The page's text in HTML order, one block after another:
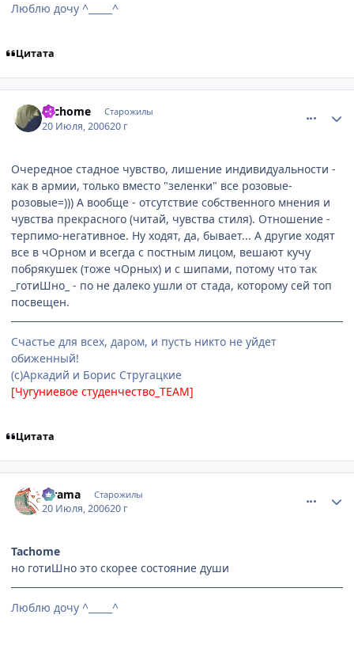
Люблю дочу ^_____^
Цитата
Tachome Старожилы
20 Июля, 200620 г
Очередное стадное чувство, лишение индивидуальности -
как в армии, только вместо "зеленки" все розовые-
розовые=))) А вообще - отсутствие собственного мнения и
чувства прекрасного (читай, чувства стиля). Отношение -
терпимо-негативное. Ну ходят, да, бывает... А другие ходят
все в чОрном и всегда с постным лицом, вешают кучу
побрякушек (тоже чОрных) и с шипами, потому что так
_готиШно_ - по не далеко ушли от стада, которому сей топ
посвещен.
Счастье для всех, даром, и пусть никто не уйдет
обиженный!
(с)Аркадий и Борис Стругацкие
[Чугуниевое студенчество_TEAM]
Цитата
Kirama Старожилы
20 Июля, 200620 г
Tachome
но готиШно это скорее состояние души
Люблю дочу ^_____^